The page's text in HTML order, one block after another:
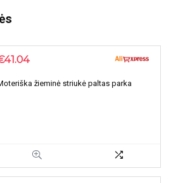
41.04
žieminė striukė paltas parka